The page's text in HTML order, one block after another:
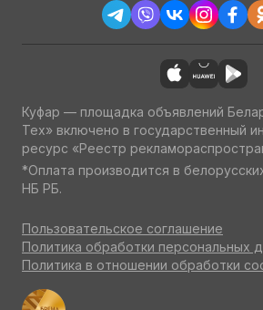
Куфар — площадка объявлений
Тех» включено в государственный
ресурс «Реестр
*Оплата производится в
НБ РБ.
Пользовательское соглашение
Политика обработки персональных
Политика в отношении обработки